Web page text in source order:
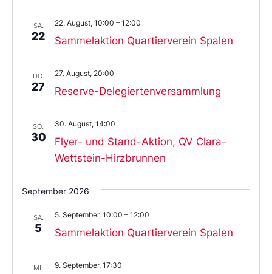
SA.
22 Sammelaktion Quartierverein Spalen
22. August, 10:00 – 12:00
DO.
27 Reserve-Delegiertenversammlung
27. August, 20:00
SO.
30
Flyer- und Stand-Aktion, QV Clara-
Wettstein-Hirzbrunnen
30. August, 14:00
September 2026
SA.
5 Sammelaktion Quartierverein Spalen
5. September, 10:00 – 12:00
MI. 9. September, 17:30